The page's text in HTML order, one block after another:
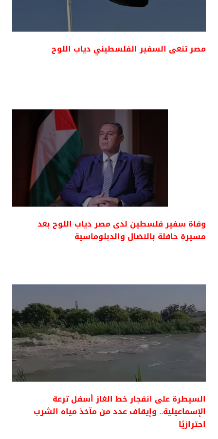
مصر تنعى السفير الفلسطيني دياب اللوح
وفاة سفير فلسطين لدى مصر دياب اللوح بعد
مسيرة حافلة بالنضال والدبلوماسية
السيطرة على انفجار خط الغاز أسفل ترعة
الإسماعيلية.. وإيقاف عدد من مآخذ مياه الشرب
احترازيًا